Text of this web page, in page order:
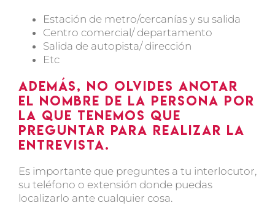
Estación de metro/cercanías y su salida
Centro comercial/ departamento
Salida de autopista/ dirección
Etc
Además, no olvides anotar
el nombre de la persona por
la que tenemos que
preguntar para realizar la
entrevista.
Es importante que preguntes a tu interlocutor,
su teléfono o extensión donde puedas
localizarlo ante cualquier cosa.